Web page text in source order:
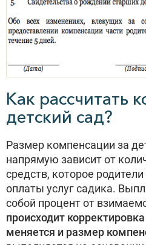
Как рассчитать
детский сад?
Размер компенсации за
напрямую зависит от
средств, которое
оплаты услуг садика.
собой процент от
происходит
меняется и размер